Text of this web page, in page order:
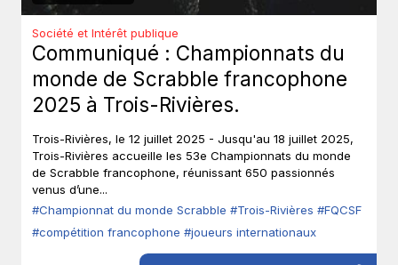
Société et Intérêt publique
Communiqué : Championnats du
monde de Scrabble francophone
2025 à Trois-Rivières.
Trois-Rivières, le 12 juillet 2025 - Jusqu'au 18 juillet 2025,
Trois-Rivières accueille les 53e Championnats du monde
de Scrabble francophone, réunissant 650 passionnés
venus d’une...
#Championnat du monde Scrabble #Trois-Rivières #FQCSF
#compétition francophone #joueurs internationaux